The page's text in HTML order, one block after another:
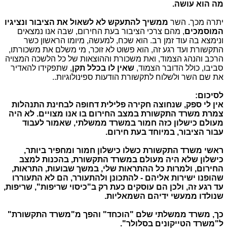
מה הוא עושה.
יתרה מכך. השר ממשיך להתעקש לא לשאול את הציבור ונציגיו
המוסמכים, מהם צרכי הציבור בעת החירום, שבה אנו נמצאים
ונימצא בה עוד זמן רב. הוא שכח, למעשה, מיומו הראשון כשר
התקשורת ועד רגע זה, הוא פשוט לא זוכר, מי משלם את משכורתו,
הרכב והנהג הצמוד, ואת משכורת וההוצאות של כל הלשכה המצויה
סביבו, כולל הדובר הצמוד, שאין לו בכלל תקן, שתפקידו להאדיר
את שם השר ולשלוח לתקשורת הודעות ספינולוגיות..
לסיכום:
אין לי ספק, שנחוצה חקירה פלילית דחופה לבחינת התנהלות
צמרת משרד התקשורת במצב החירום בו אנו מצויים. לא היה
מעולם כישלון כזה חמור במשרד ממשלתי, שאמור לעבוד
עבור הציבור, במיוחד בעת חירום.
ראשי משרד התקשורת כשלו כישלון חמור ומחפיר ביותר,
כישלון שלא היה מעולם במשרד התקשורת, בהכנות למצב
החירום, ולמרות כל ההתראות שלי, במשך שבועות, התראות,
שהופנו ישירות אליהם - להתכונן ולהתעורר, הם לא התעוררו
עד רגע זה, ולכן הם עוסקים כעת רק ב"כיסוי שריפות", שריפות,
שנולדו ממעשי ידיהם השמאליות.
כך, משרד ממשלתי שלם "הוכחד" והפך מ"משרד התקשורת"
ל"משרד הטייקונים בסלולר".